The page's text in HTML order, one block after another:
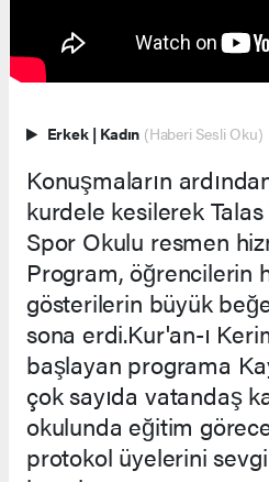
Erkek | Kadın (Haberi Sesli Oku)
Konuşmaların
kurdele kesilerek
Spor Okulu resmen
Program, öğrencilerin
gösterilerin büyük
sona erdi.Kur'an-ı
başlayan programa
çok sayıda vatandaş
okulunda eğitim
protokol üyelerini